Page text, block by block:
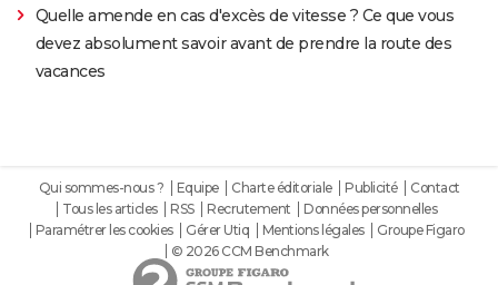
Quelle amende en cas d'excès de vitesse ? Ce que vous
devez absolument savoir avant de prendre la route des
vacances
Qui sommes-nous ? Equipe Charte éditoriale Publicité
Contact
Tous les articles
RSS Recrutement
Données personnelles
Paramétrer les cookies
Gérer Utiq Mentions légales
Groupe Figaro
© 2026 CCM Benchmark